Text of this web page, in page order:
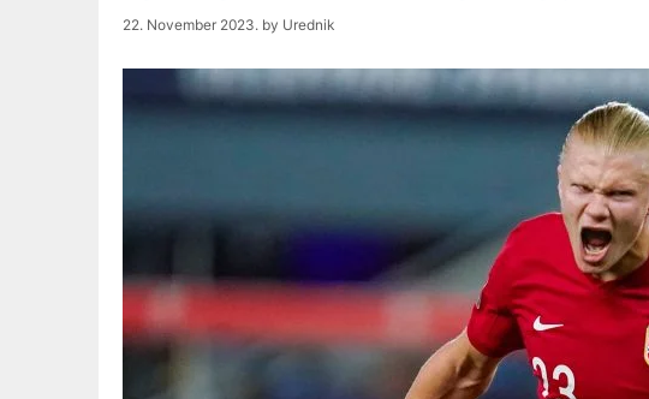
22. November 2023. by Urednik